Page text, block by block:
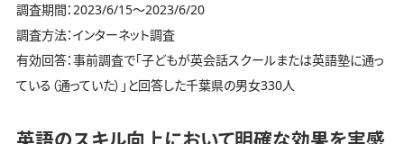
調査期間：2023/6/15～2023/6/20
調査方法：インターネット調査
有効回答：事前調査で「子どもが英会話スクールまたは英語塾に通っ
ている（通っていた）」と回答した千葉県の男女330人